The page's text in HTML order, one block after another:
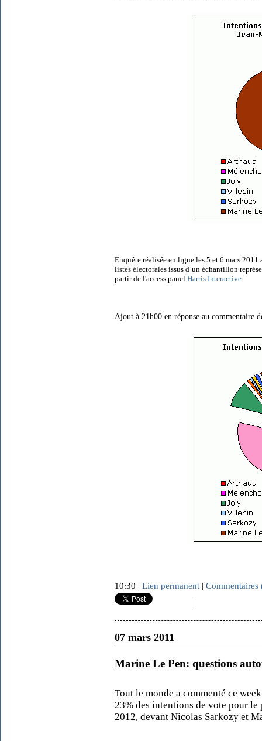
Enquête réalisée en ligne les 5 et 6 mars
listes électorales issus d’un échantillon
partir de l'access panel Harris Interactive.
Ajout à 21h00 en réponse au commentaire
10:30 | Lien permanent | Commentaires
|
07 mars 2011
Marine Le Pen: questions
Tout le monde a commenté ce
23% des intentions de vote pour
2012, devant Nicolas Sarkozy et